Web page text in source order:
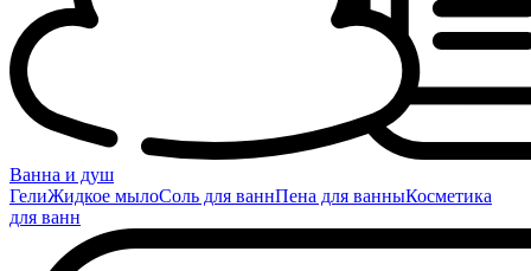
Ванна и душ
ГелиЖидкое мылоСоль для ваннПена для ванныКосметика
для ванн